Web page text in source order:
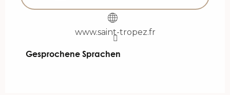
www.saint-tropez.fr
Gesprochene Sprachen
Gesprochene Sprachen